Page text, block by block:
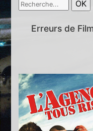
Erreurs de